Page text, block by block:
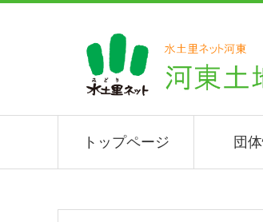
トップページ 団